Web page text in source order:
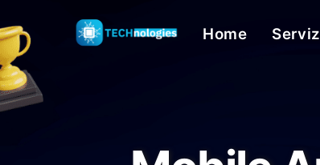
to
content
Home